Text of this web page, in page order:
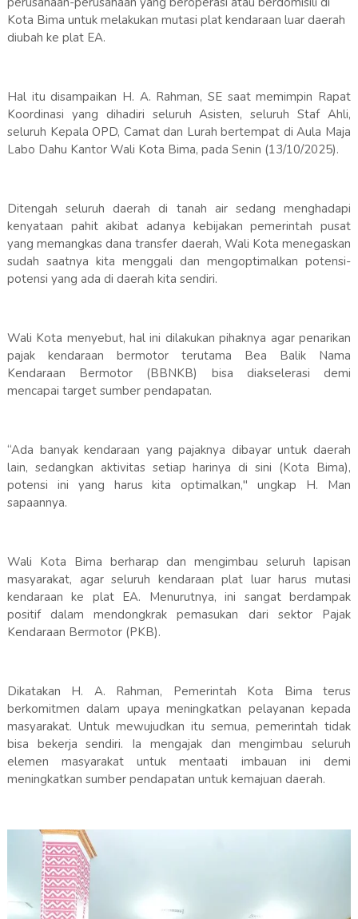
Kota Bima untuk melakukan mutasi plat kendaraan luar daerah
diubah ke plat EA.
Hal itu disampaikan H. A. Rahman, SE saat memimpin Rapat
Koordinasi yang dihadiri seluruh Asisten, seluruh Staf Ahli,
seluruh Kepala OPD, Camat dan Lurah bertempat di Aula Maja
Labo Dahu Kantor Wali Kota Bima, pada Senin (13/10/2025).
Ditengah seluruh daerah di tanah air sedang menghadapi
kenyataan pahit akibat adanya kebijakan pemerintah pusat
yang memangkas dana transfer daerah, Wali Kota menegaskan
sudah saatnya kita menggali dan mengoptimalkan potensi-
potensi yang ada di daerah kita sendiri.
Wali Kota menyebut, hal ini dilakukan pihaknya agar penarikan
pajak kendaraan bermotor terutama Bea Balik Nama
Kendaraan Bermotor (BBNKB) bisa diakselerasi demi
mencapai target sumber pendapatan.
“Ada banyak kendaraan yang pajaknya dibayar untuk daerah
lain, sedangkan aktivitas setiap harinya di sini (Kota Bima),
potensi ini yang harus kita optimalkan," ungkap H. Man
sapaannya.
Wali Kota Bima berharap dan mengimbau seluruh lapisan
masyarakat, agar seluruh kendaraan plat luar harus mutasi
kendaraan ke plat EA. Menurutnya, ini sangat berdampak
positif dalam mendongkrak pemasukan dari sektor Pajak
Kendaraan Bermotor (PKB).
Dikatakan H. A. Rahman, Pemerintah Kota Bima terus
berkomitmen dalam upaya meningkatkan pelayanan kepada
masyarakat. Untuk mewujudkan itu semua, pemerintah tidak
bisa bekerja sendiri. Ia mengajak dan mengimbau seluruh
elemen masyarakat untuk mentaati imbauan ini demi
meningkatkan sumber pendapatan untuk kemajuan daerah.